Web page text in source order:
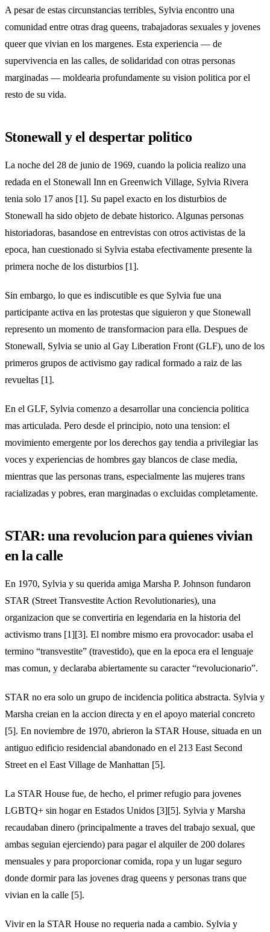
A pesar de estas circunstancias terribles, Sylvia encontro una
comunidad entre otras drag queens, trabajadoras sexuales y jovenes
queer que vivian en los margenes. Esta experiencia — de
supervivencia en las calles, de solidaridad con otras personas
marginadas — moldearia profundamente su vision politica por el
resto de su vida.
Stonewall y el despertar politico
La noche del 28 de junio de 1969, cuando la policia realizo una
redada en el Stonewall Inn en Greenwich Village, Sylvia Rivera
tenia solo 17 anos [1]. Su papel exacto en los disturbios de
Stonewall ha sido objeto de debate historico. Algunas personas
historiadoras, basandose en entrevistas con otros activistas de la
epoca, han cuestionado si Sylvia estaba efectivamente presente la
primera noche de los disturbios [1].
Sin embargo, lo que es indiscutible es que Sylvia fue una
participante activa en las protestas que siguieron y que Stonewall
represento un momento de transformacion para ella. Despues de
Stonewall, Sylvia se unio al Gay Liberation Front (GLF), uno de los
primeros grupos de activismo gay radical formado a raiz de las
revueltas [1].
En el GLF, Sylvia comenzo a desarrollar una conciencia politica
mas articulada. Pero desde el principio, noto una tension: el
movimiento emergente por los derechos gay tendia a privilegiar las
voces y experiencias de hombres gay blancos de clase media,
mientras que las personas trans, especialmente las mujeres trans
racializadas y pobres, eran marginadas o excluidas completamente.
STAR: una revolucion para quienes vivian
en la calle
En 1970, Sylvia y su querida amiga Marsha P. Johnson fundaron
STAR (Street Transvestite Action Revolutionaries), una
organizacion que se convertiria en legendaria en la historia del
activismo trans [1][3]. El nombre mismo era provocador: usaba el
termino “transvestite” (travestido), que en la epoca era el lenguaje
mas comun, y declaraba abiertamente su caracter “revolucionario”.
STAR no era solo un grupo de incidencia politica abstracta. Sylvia y
Marsha creian en la accion directa y en el apoyo material concreto
[5]. En noviembre de 1970, abrieron la STAR House, situada en un
antiguo edificio residencial abandonado en el 213 East Second
Street en el East Village de Manhattan [5].
La STAR House fue, de hecho, el primer refugio para jovenes
LGBTQ+ sin hogar en Estados Unidos [3][5]. Sylvia y Marsha
recaudaban dinero (principalmente a traves del trabajo sexual, que
ambas seguian ejerciendo) para pagar el alquiler de 200 dolares
mensuales y para proporcionar comida, ropa y un lugar seguro
donde dormir para las jovenes drag queens y personas trans que
vivian en la calle [5].
Vivir en la STAR House no requeria nada a cambio. Sylvia y